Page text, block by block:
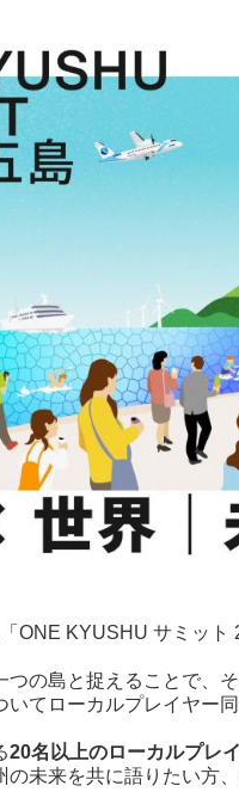
ONE KYUSHU サミット
つの島と捉えることで、
いてローカルプレイヤー
20名以上のローカルプレ
未来を共に語りたい方